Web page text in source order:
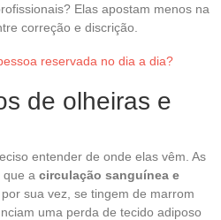
Elas apostam menos na
correção e discrição.
reservada no dia a dia?
de olheiras e
entender de onde elas vêm. As
que a circulação sanguínea e
, por sua vez, se tingem de marrom
uma perda de tecido adiposo